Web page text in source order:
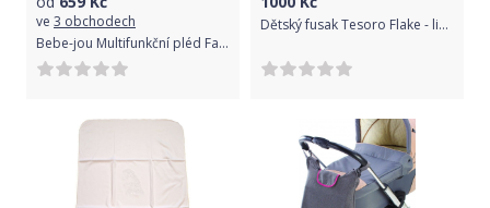
ve 3 obchodech
Bebe-jou Multifunkční pléd Fabulous Hearts
Dětský fusak Tesoro Flake - light pineapple